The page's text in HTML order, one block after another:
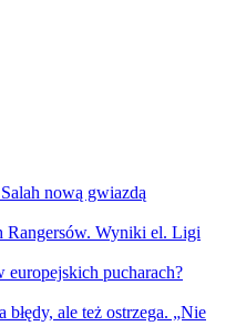
nową gwiazdą
Rangersów. Wyniki el. Ligi
pucharach?
ale też ostrzega. „Nie